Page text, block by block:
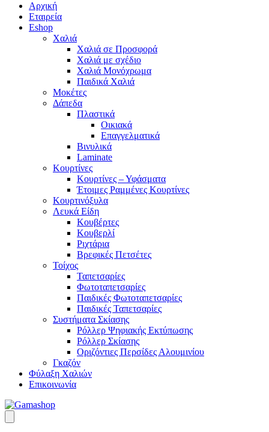
Αρχική
Εταιρεία
Eshop
Χαλιά
Χαλιά σε Προσφορά
Χαλιά με σχέδιο
Χαλιά Μονόχρωμα
Παιδικά Χαλιά
Μοκέτες
Δάπεδα
Πλαστικά
Οικιακά
Επαγγελματικά
Βινυλικά
Laminate
Κουρτίνες
Κουρτίνες – Υφάσματα
Έτοιμες Ραμμένες Κουρτίνες
Κουρτινόξυλα
Λευκά Είδη
Κουβέρτες
Κουβερλί
Ριχτάρια
Βρεφικές Πετσέτες
Τοίχος
Ταπετσαρίες
Φωτοταπετσαρίες
Παιδικές Φωτοταπετσαρίες
Παιδικές Ταπετσαρίες
Συστήματα Σκίασης
Ρόλλερ Ψηφιακής Εκτύπωσης
Ρόλλερ Σκίασης
Οριζόντιες Περσίδες Αλουμινίου
Γκαζόν
Φύλαξη Χαλιών
Επικοινωνία